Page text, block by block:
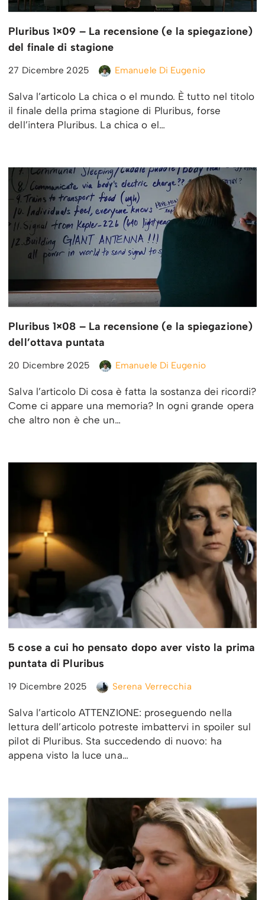
Pluribus 1×09 – La recensione (e la spiegazione)
del finale di stagione
27 Dicembre 2025 Emanuele Di Eugenio
Salva l’articolo La chica o el mundo. È tutto nel titolo
il finale della prima stagione di Pluribus, forse
dell’intera Pluribus. La chica o el…
Pluribus 1×08 – La recensione (e la spiegazione)
dell’ottava puntata
20 Dicembre 2025 Emanuele Di Eugenio
Salva l’articolo Di cosa è fatta la sostanza dei ricordi?
Come ci appare una memoria? In ogni grande opera
che altro non è che un…
5 cose a cui ho pensato dopo aver visto la prima
puntata di Pluribus
19 Dicembre 2025 Serena Verrecchia
Salva l’articolo ATTENZIONE: proseguendo nella
lettura dell’articolo potreste imbattervi in spoiler sul
pilot di Pluribus. Sta succedendo di nuovo: ha
appena visto la luce una…